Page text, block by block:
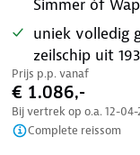
Simmer óf
uniek volledig
zeilschip uit
Prijs p.p. vanaf
€ 1.086,-
Bij vertrek op o.a. 12-
Complete reissom
Nazomer korting